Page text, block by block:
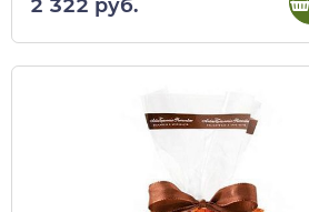
2 322 руб.